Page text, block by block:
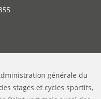
générale du
stages et cycles sportifs,